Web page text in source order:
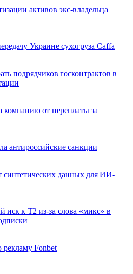
активов экс-владельца
Украине сухогруза Caffa
подрядчиков госконтрактов в
компанию от переплаты за
антироссийские санкции
синтетических данных для ИИ-
иск к Т2 из-за слова «микс» в
Fonbet